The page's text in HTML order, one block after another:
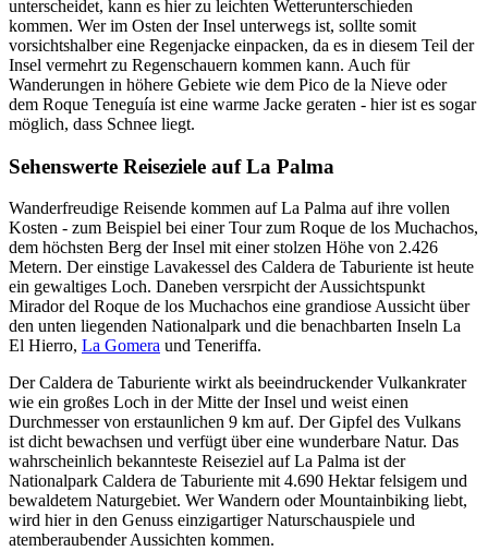
unterscheidet, kann es hier zu leichten Wetterunterschieden
kommen. Wer im Osten der Insel unterwegs ist, sollte somit
vorsichtshalber eine Regenjacke einpacken, da es in diesem Teil der
Insel vermehrt zu Regenschauern kommen kann. Auch für
Wanderungen in höhere Gebiete wie dem Pico de la Nieve oder
dem Roque Teneguía ist eine warme Jacke geraten - hier ist es sogar
möglich, dass Schnee liegt.
Sehenswerte Reiseziele auf La Palma
Wanderfreudige Reisende kommen auf La Palma auf ihre vollen
Kosten - zum Beispiel bei einer Tour zum Roque de los Muchachos,
dem höchsten Berg der Insel mit einer stolzen Höhe von 2.426
Metern. Der einstige Lavakessel des Caldera de Taburiente ist heute
ein gewaltiges Loch. Daneben versrpicht der Aussichtspunkt
Mirador del Roque de los Muchachos eine grandiose Aussicht über
den unten liegenden Nationalpark und die benachbarten Inseln La
El Hierro, La Gomera und Teneriffa.
Der Caldera de Taburiente wirkt als beeindruckender Vulkankrater
wie ein großes Loch in der Mitte der Insel und weist einen
Durchmesser von erstaunlichen 9 km auf. Der Gipfel des Vulkans
ist dicht bewachsen und verfügt über eine wunderbare Natur. Das
wahrscheinlich bekannteste Reiseziel auf La Palma ist der
Nationalpark Caldera de Taburiente mit 4.690 Hektar felsigem und
bewaldetem Naturgebiet. Wer Wandern oder Mountainbiking liebt,
wird hier in den Genuss einzigartiger Naturschauspiele und
atemberaubender Aussichten kommen.